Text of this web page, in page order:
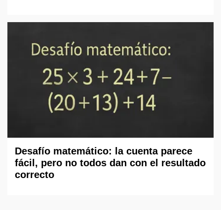
Desafío matemático: la cuenta parece
fácil, pero no todos dan con el resultado
correcto